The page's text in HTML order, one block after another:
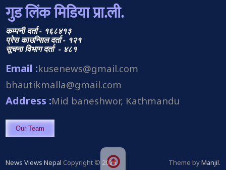
गुड लिंक मिडिया प्रा.ली.
कम्पनी दर्ता - १६८४१३
प्रेस काउन्सिल दर्ता - १२१
सूचना विभाग दर्ता - ४८१
Email :kusenews@gmail.com
bhautikmalla@gmail.com
Address :Mid baneshwor, Kathmandu
Our Team
News Views Nepal Copyright © 2026. Theme byManjil.